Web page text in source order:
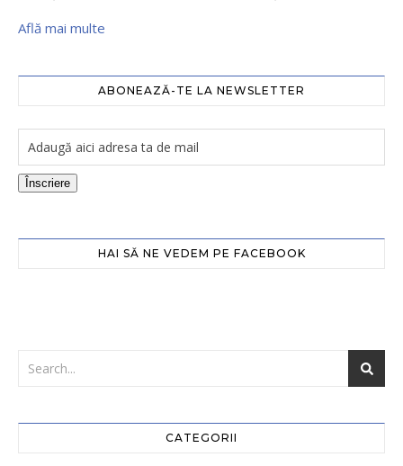
Află mai multe
ABONEAZĂ-TE LA NEWSLETTER
Înscriere
HAI SĂ NE VEDEM PE FACEBOOK
CATEGORII